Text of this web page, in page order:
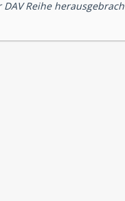
Reihe